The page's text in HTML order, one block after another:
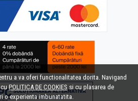
a va oferi functionalitatea dorita. Navigand
cuPOLITICA DE COOKIES si cu plasarea de
o experienta imbunatatita.